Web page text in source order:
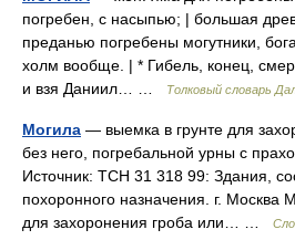
погребен, с насыпью; | большая
преданью погребены могутники,
холм вообще. | * Гибель, конец,
и взя Даниил… …
Толковый словарь
Могила — выемка в грунте для
без него, погребальной урны с
Источник: ТСН 31 318 99: Здания,
похоронного назначения. г. Москва
для захоронения гроба или… …